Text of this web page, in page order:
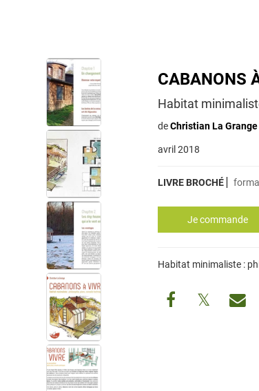
CABANONS
Habitat
deChristian La Grange
avril 2018
LIVRE BROCHÉ
Habitat minimaliste :